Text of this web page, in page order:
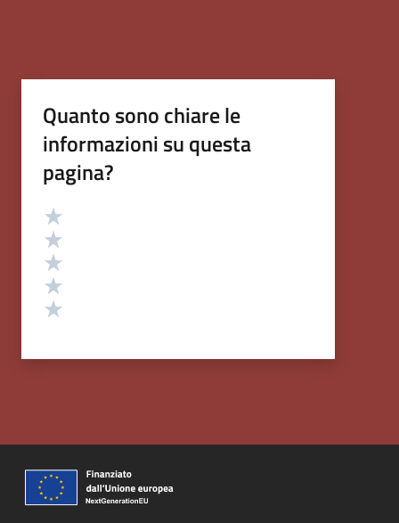
Quanto sono chiare le
informazioni su questa
pagina?
Valutazione